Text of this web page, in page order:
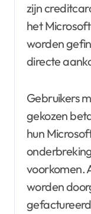
zijn
het
worden
directe
Gebruikers
gekozen
hun
voorkomen.
worden